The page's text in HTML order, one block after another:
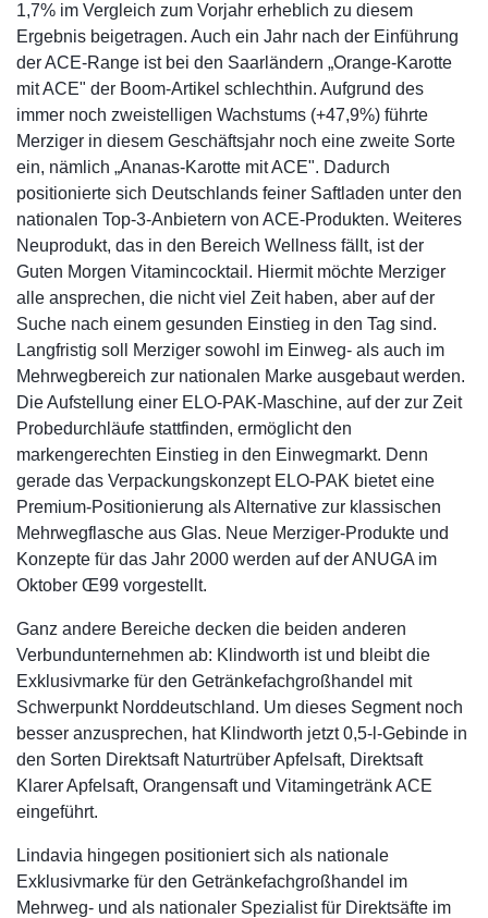
1,7% im Vergleich zum Vorjahr erheblich zu diesem
Ergebnis beigetragen. Auch ein Jahr nach der Einführung
der ACE-Range ist bei den Saarländern „Orange-Karotte
mit ACE" der Boom-Artikel schlechthin. Aufgrund des
immer noch zweistelligen Wachstums (+47,9%) führte
Merziger in diesem Geschäftsjahr noch eine zweite Sorte
ein, nämlich „Ananas-Karotte mit ACE". Dadurch
positionierte sich Deutschlands feiner Saftladen unter den
nationalen Top-3-Anbietern von ACE-Produkten. Weiteres
Neuprodukt, das in den Bereich Wellness fällt, ist der
Guten Morgen Vitamincocktail. Hiermit möchte Merziger
alle ansprechen, die nicht viel Zeit haben, aber auf der
Suche nach einem gesunden Einstieg in den Tag sind.
Langfristig soll Merziger sowohl im Einweg- als auch im
Mehrwegbereich zur nationalen Marke ausgebaut werden.
Die Aufstellung einer ELO-PAK-Maschine, auf der zur Zeit
Probedurchläufe stattfinden, ermöglicht den
markengerechten Einstieg in den Einwegmarkt. Denn
gerade das Verpackungskonzept ELO-PAK bietet eine
Premium-Positionierung als Alternative zur klassischen
Mehrwegflasche aus Glas. Neue Merziger-Produkte und
Konzepte für das Jahr 2000 werden auf der ANUGA im
Oktober Œ99 vorgestellt.
Ganz andere Bereiche decken die beiden anderen
Verbundunternehmen ab: Klindworth ist und bleibt die
Exklusivmarke für den Getränkefachgroßhandel mit
Schwerpunkt Norddeutschland. Um dieses Segment noch
besser anzusprechen, hat Klindworth jetzt 0,5-l-Gebinde in
den Sorten Direktsaft Naturtrüber Apfelsaft, Direktsaft
Klarer Apfelsaft, Orangensaft und Vitamingetränk ACE
eingeführt.
Lindavia hingegen positioniert sich als nationale
Exklusivmarke für den Getränkefachgroßhandel im
Mehrweg- und als nationaler Spezialist für Direktsäfte im